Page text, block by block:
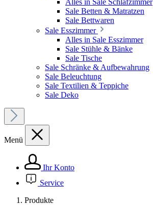
Alles in Sale Schlafzimmer
Sale Betten & Matratzen
Sale Bettwaren
Sale Esszimmer
Alles in Sale Esszimmer
Sale Stühle & Bänke
Sale Tische
Sale Schränke & Aufbewahrung
Sale Beleuchtung
Sale Textilien & Teppiche
Sale Deko
Menü
Ihr Konto
Service
Produkte